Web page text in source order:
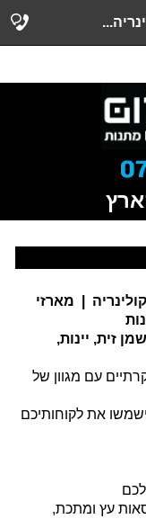
השנה, מארזי
מארזים לחגים
| מארזי
זית, יינות,
עם מגוון של
את לקוחותיכם
עץ ומתכת,